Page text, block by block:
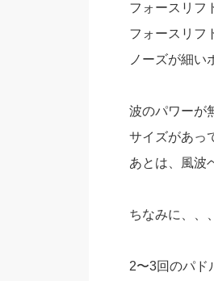
フォースリフ
フォースリフ
ノーズが細い
波のパワーが
サイズがあっ
あとは、風波
ちなみに、、、
2〜3回のパド